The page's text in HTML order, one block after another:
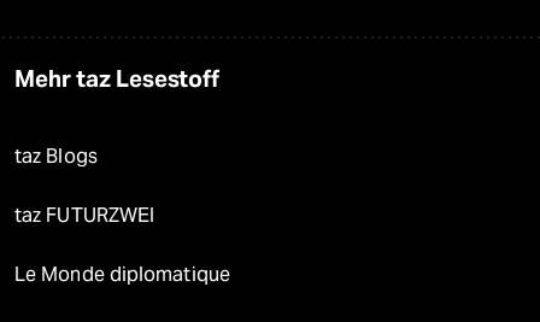
Mehr taz Lesestoff
taz Blogs
taz FUTURZWEI
Le Monde diplomatique